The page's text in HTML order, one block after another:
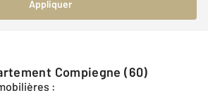
Appliquer
Compiegne (60)
: